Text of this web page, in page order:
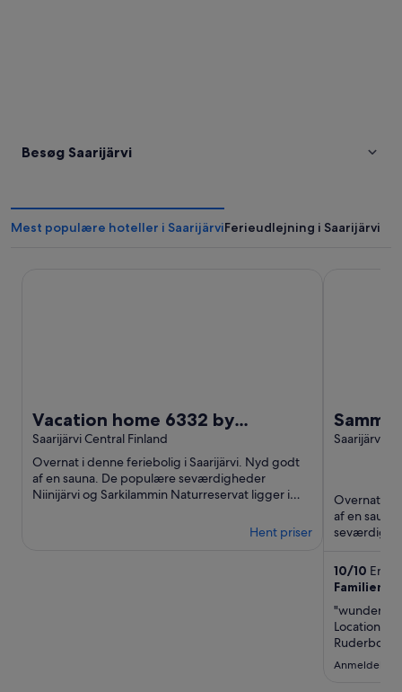
Besøg Saarijärvi
Mest populære hoteller i SaarijärviFerieudlejning i Saarijärvi
Vacation home 6332 by
Interhome
Saarijärvi Central Finland
Overnat i denne feriebolig i Saarijärvi. Nyd godt
af en sauna. De populære seværdigheder
Niinijärvi og Sarkilammin Naturreservat ligger i
Hent priser
Saarijärvi
Overnat i
af en
10/10
Location
Ruderboot
Anmeldelse